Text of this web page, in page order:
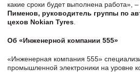
какие сроки будет выполнена работа»,
Пименов, руководитель группы по
цехов Nokian Tyres
Об «Инженерной компании 555»
«Инженерная компания 555»
промышленной электроники на уровне